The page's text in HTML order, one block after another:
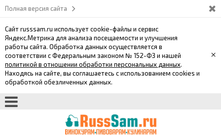
Полная версия сайта
Сайт russsam.ru использует cookie-файлы и сервис
Яндекс.Метрика для анализа посещаемости и улучшения
работы сайта. Обработка данных осуществляется в
соответствии с Федеральным законом № 152-ФЗ и нашей
политикой в отношении обработки персональных данных.
Находясь на сайте, вы соглашаетесь с использованием cookies и
обработкой обезличенных данных.
×